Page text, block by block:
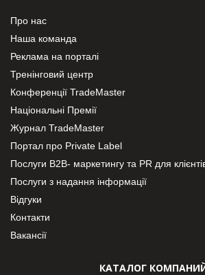
Про нас
Наша команда
Реклама на порталі
Тренінговий центр
Конференції TradeMaster
Національні Премії
Журнал TradeMaster
Портал про Private Label
Послуги В2В- маркетингу та PR для
Послуги з надання інформації
Відгуки
Контакти
Вакансії
КАТАЛОГ